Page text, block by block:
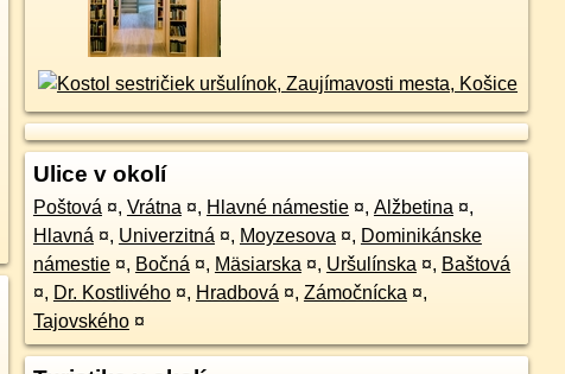
Ulice v okolí
Poštová ¤, Vrátna ¤, Hlavné námestie ¤, Alžbetina ¤,
Hlavná ¤, Univerzitná ¤, Moyzesova ¤, Dominikánske
námestie ¤, Bočná ¤, Mäsiarska ¤, Uršulínska ¤, Baštová
¤, Dr. Kostlivého ¤, Hradbová ¤, Zámočnícka ¤,
Tajovského ¤